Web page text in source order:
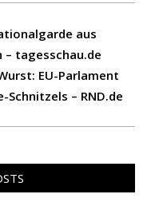
aus
– tagesschau.de
EU-Parlament
– RND.de